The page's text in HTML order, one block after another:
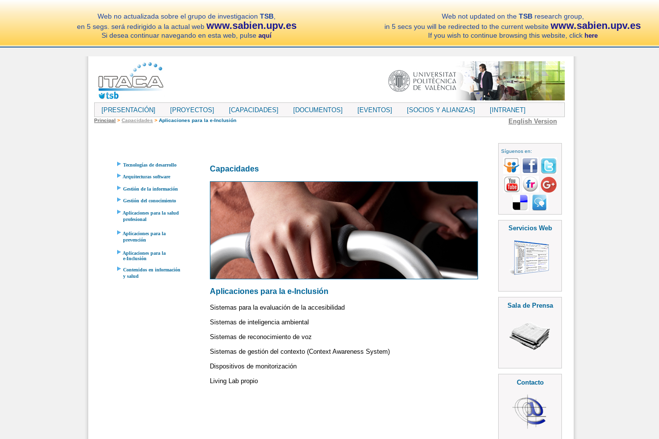
Web no actualizada sobre el grupo de investigacionTSB
en 5 segs. será redirigido a la actual web www.sabien.upv.es
Si desea continuar navegando en esta web, pulseaquí
Web not updated on the TSBresearch group,
in 5 secs you will be redirected to the current websitewww.sabien.upv.es
If you wish to continue browsing this website, click here
[PRESENTACIÓN] [PROYECTOS] [CAPACIDADES] [DOCUMENTOS] [EVENTOS] [SOCIOS Y ALIANZAS] [INTRANET]
Principal > Capacidades > Aplicaciones para la e-Inclusión English Version
Síguenos en:
Servicios Web
Sala de Prensa
Contacto
Capacidades
Aplicaciones para la e-Inclusión
Sistemas para la evaluación de la accesibilidad
Sistemas de inteligencia ambiental
Sistemas de reconocimiento de voz
Sistemas de gestión del contexto (Context Awareness System)
Dispositivos de monitorización
Living Lab propio
Tecnologías de desarrollo
Arquitecturas software
Gestión de la información
Gestión del conocimiento
Aplicaciones para la salud
profesional
Aplicaciones para la
prevención
Aplicaciones para la
e-Inclusión
Contenidos en información
y salud